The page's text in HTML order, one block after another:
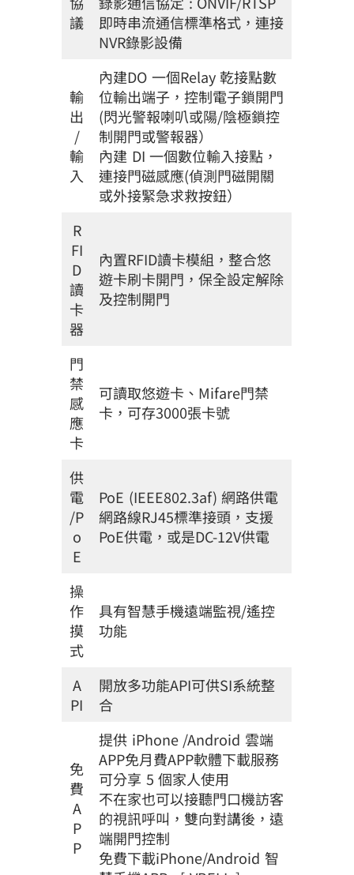
議
即時串流通信標準格式，連接
NVR錄影設備
輸
出
/
輸
入
內建DO 一個Relay 乾接點數
位輸出端子，控制電子鎖開門
(閃光警報喇叭或陽/陰極鎖控
制開門或警報器）
內建 DI 一個數位輸入接點，
連接門磁感應(偵測門磁開關
或外接緊急求救按鈕）
R
FI
D
讀
卡
器
內置RFID讀卡模組，整合悠
遊卡刷卡開門，保全設定解除
及控制開門
門
禁
感
應
卡
可讀取悠遊卡、Mifare門禁
卡，可存3000張卡號
供
電
/P
o
E
PoE (IEEE802.3af) 網路供電
網路線RJ45標準接頭，支援
PoE供電，或是DC-12V供電
操
作
摸
式
具有智慧手機遠端監視/遙控
功能
A
PI
開放多功能API可供SI系統整
合
免
費
A
P
P
提供 iPhone /Android 雲端
APP免月費APP軟體下載服務
可分享 5 個家人使用
不在家也可以接聽門口機訪客
的視訊呼叫，雙向對講後，遠
端開門控制
免費下載iPhone/Android 智